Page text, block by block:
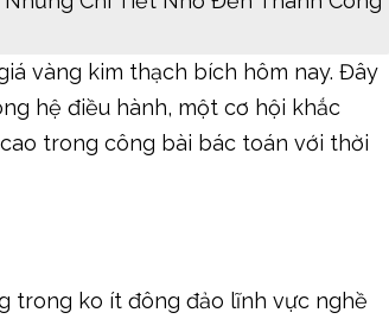
vàng kim thạch bích hôm nay. Đây
hệ điều hành, một cơ hội khắc
trong công bài bác toán với thời
trong ko ít đông đảo lĩnh vực nghề